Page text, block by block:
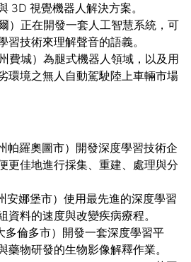
3D 視覺機器人解決方案。
爾）正在開發一套人工智慧系統，可
習技術來理解聲音的語義。
州費城）為腿式機器人領域，以及用
環境之無人自動駕駛陸上車輛市場
州帕羅奧圖市）開發深度學習技術企
更佳地進行採集、重建、處理與分
安娜堡市）使用最先進的深度學習
資料的速度與改變疾病療程。
多倫多市）開發一套深度學習平
藥物研發的生物影像解釋作業。